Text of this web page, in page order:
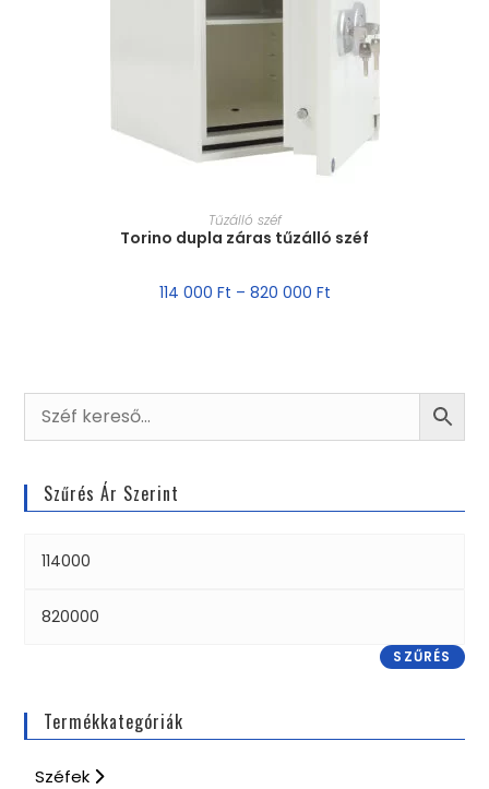
MÉRET VÁLASZTÁSA
Tűzálló széf
Torino dupla záras tűzálló széf
114 000 Ft – 820 000 Ft
Szűrés Ár Szerint
SZŰRÉS
Termékkategóriák
Széfek